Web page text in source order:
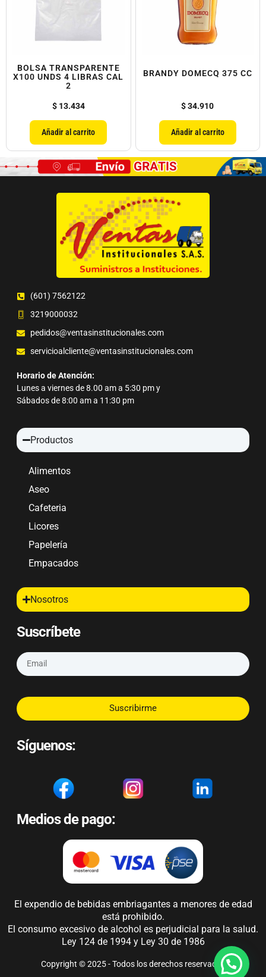
BOLSA TRANSPARENTE
X100 UNDS 4 LIBRAS CAL
2
$13.434
Añadir al carrito
BRANDY DOMECQ 375 CC
$34.910
Añadir al carrito
(601) 7562122
3219000032
pedidos@ventasinstitucionales.com
servicioalcliente@ventasinstitucionales.com
Horario de Atención:
Lunes a viernes de 8.00 am a 5:30 pm y
Sábados de 8:00 am a 11:30 pm
Productos
Alimentos
Aseo
Cafeteria
Licores
Papelería
Empacados
Nosotros
Suscríbete
Suscribirme
Síguenos:
Medios de pago:
El expendio de bebidas embriagantes a menores de edad
está prohibido.
El consumo excesivo de alcohol es perjudicial para la salud.
Ley 124 de 1994 y Ley 30 de 1986
Copyright © 2025 - Todos los derechos reservados